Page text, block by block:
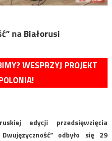
na Białorusi
WESPRZYJ PROJEKT
edycji przedsięwzięcia
odbyło się 29